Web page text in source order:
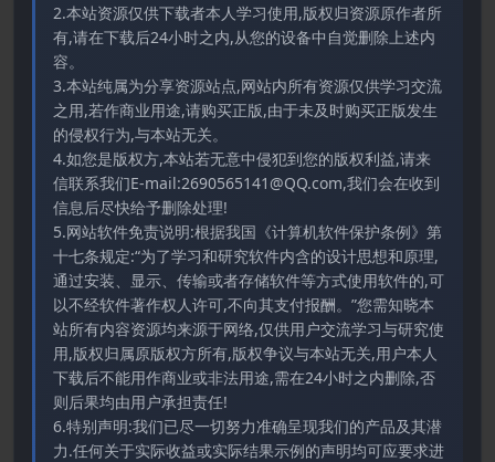
2.本站资源仅供下载者本人学习使用,版权归资源原作者所
有,请在下载后24小时之内,从您的设备中自觉删除上述内
容。
3.本站纯属为分享资源站点,网站内所有资源仅供学习交流
之用,若作商业用途,请购买正版,由于未及时购买正版发生
的侵权行为,与本站无关。
4.如您是版权方,本站若无意中侵犯到您的版权利益,请来
信联系我们E-mail:2690565141@QQ.com,我们会在收到
信息后尽快给予删除处理!
5.网站软件免责说明:根据我国《计算机软件保护条例》第
十七条规定:“为了学习和研究软件内含的设计思想和原理,
通过安装、显示、传输或者存储软件等方式使用软件的,可
以不经软件著作权人许可,不向其支付报酬。”您需知晓本
站所有内容资源均来源于网络,仅供用户交流学习与研究使
用,版权归属原版权方所有,版权争议与本站无关,用户本人
下载后不能用作商业或非法用途,需在24小时之内删除,否
则后果均由用户承担责任!
6.特别声明:我们已尽一切努力准确呈现我们的产品及其潜
力.任何关于实际收益或实际结果示例的声明均可应要求进